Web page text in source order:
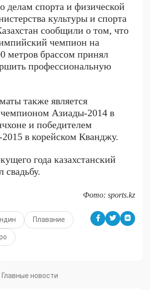
делам спорта и физической
культуры и спорта
сообщили о том, что
чемпион на
метров брассом принял
профессиональную
также является
Азиады-2014 в
и победителем
в корейском Кванджу.
года казахстанский
свадьбу.
Фото: sports.kz
Плавание
Главные новости